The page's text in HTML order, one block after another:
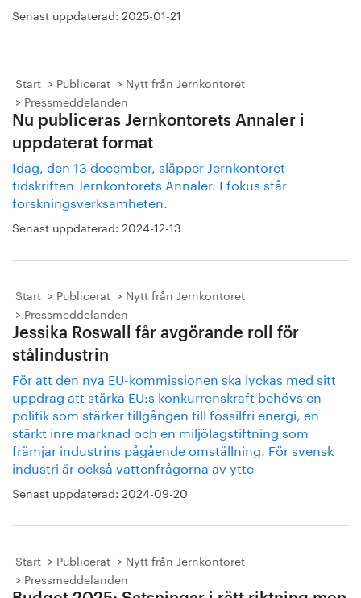
Senast uppdaterad: 2025-01-21
Start Publicerat
Nytt från Jernkontoret
Pressmeddelanden
Nu publiceras Jernkontorets Annaler i
uppdaterat format
Idag, den 13 december, släpper Jernkontoret
tidskriften Jernkontorets Annaler. I fokus står
forskningsverksamheten.
Senast uppdaterad: 2024-12-13
Start Publicerat
Nytt från Jernkontoret
Pressmeddelanden
Jessika Roswall får avgörande roll för
stålindustrin
För att den nya EU-kommissionen ska lyckas med sitt
uppdrag att stärka EU:s konkurrenskraft behövs en
politik som stärker tillgången till fossilfri energi, en
stärkt inre marknad och en miljölagstiftning som
främjar industrins pågående omställning. För svensk
industri är också vattenfrågorna av ytte
Senast uppdaterad: 2024-09-20
Start Publicerat
Nytt från Jernkontoret
Pressmeddelanden